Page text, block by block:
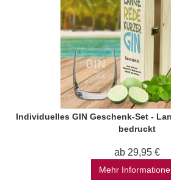
Individuelles GIN Geschenk-Set -
bedruckt
ab 29,95 €
Mehr